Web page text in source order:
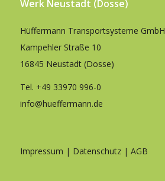
Werk Neustadt (Dosse)
Hüffermann Transportsysteme GmbH
Kampehler Straße 10
16845 Neustadt (Dosse)
Tel. +49 33970 996-0
info@hueffermann.de
Impressum | Datenschutz| AGB